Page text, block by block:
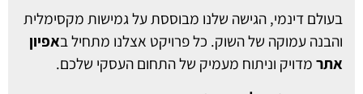
בעולם דינמי, הגישה שלנו מבוססת על גמישות מקסימלית
והבנה עמוקה של השוק. כל פרויקט אצלנו מתחיל באפיון
אתרמדויק וניתוח מעמיק של התחום העסקי שלכם.